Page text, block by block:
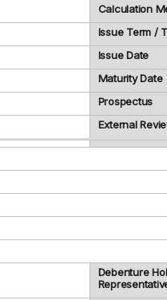
Calculation
Issue Term /
Issue Date
Maturity Date
Prospectus
External
Debenture